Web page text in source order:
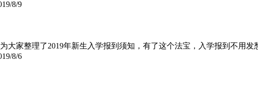
8/9
家整理了2019年新生入学报到须知，有了这个法宝，入学报到不用发
8/6